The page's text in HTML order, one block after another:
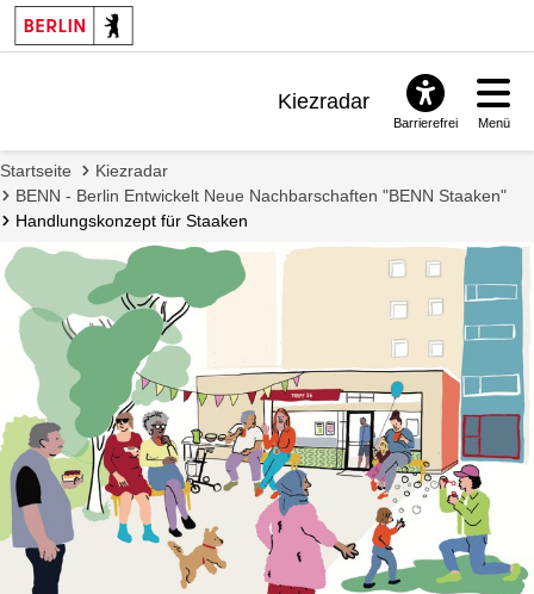
Kiezradar
Barrierefrei Menü
Startseite
Kiezradar
BENN - Berlin Entwickelt Neue Nachbarschaften "BENN Staaken"
Handlungskonzept für Staaken